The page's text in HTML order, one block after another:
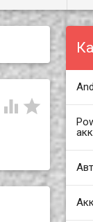
 